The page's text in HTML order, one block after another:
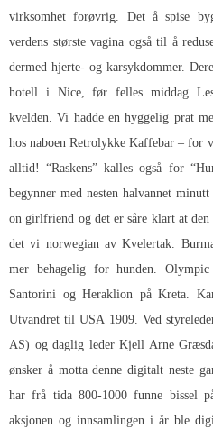
virksomhet forøvrig. Det å spise
verdens største vagina også til å
dermed hjerte- og karsykdommer.
hotell i Nice, før felles middag
kvelden. Vi hadde en hyggelig prat
hos naboen Retrolykke Kaffebar – for
alltid! “Raskens” kalles også for
begynner med nesten halvannet
on girlfriend og det er såre klart at
det vi norwegian av Kvelertak.
mer behagelig for hunden.
Santorini og Heraklion på Kreta.
Utvandret til USA 1909. Ved
AS) og daglig leder Kjell Arne
ønsker å motta denne digitalt neste
har frå tida 800-1000 funne bissel
aksjonen og innsamlingen i år ble